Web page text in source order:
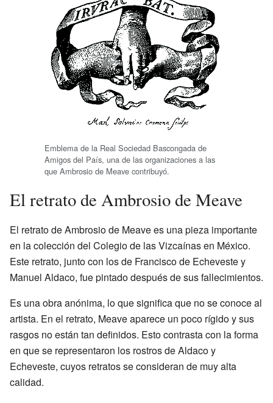
Emblema de la Real Sociedad Bascongada de
Amigos del País, una de las organizaciones a las
que Ambrosio de Meave contribuyó.
El retrato de Ambrosio de Meave
El retrato de Ambrosio de Meave es una pieza importante
en la colección del Colegio de las Vizcaínas en México.
Este retrato, junto con los de Francisco de Echeveste y
Manuel Aldaco, fue pintado después de sus fallecimientos.
Es una obra anónima, lo que significa que no se conoce al
artista. En el retrato, Meave aparece un poco rígido y sus
rasgos no están tan definidos. Esto contrasta con la forma
en que se representaron los rostros de Aldaco y
Echeveste, cuyos retratos se consideran de muy alta
calidad.